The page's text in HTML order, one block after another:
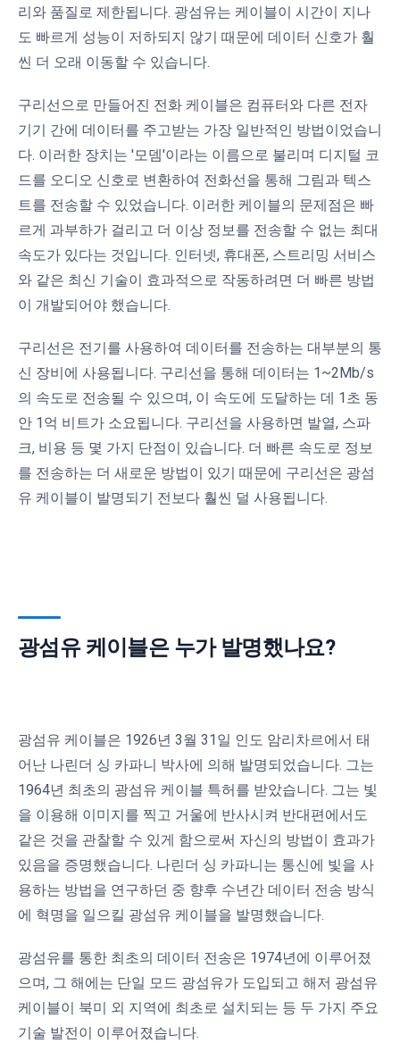
리와 품질로 제한됩니다. 광섬유는 케이블이 시간이 지나
도 빠르게 성능이 저하되지 않기 때문에 데이터 신호가 훨
씬 더 오래 이동할 수 있습니다.
구리선으로 만들어진 전화 케이블은 컴퓨터와 다른 전자
기기 간에 데이터를 주고받는 가장 일반적인 방법이었습니
다. 이러한 장치는 '모뎀'이라는 이름으로 불리며 디지털 코
드를 오디오 신호로 변환하여 전화선을 통해 그림과 텍스
트를 전송할 수 있었습니다. 이러한 케이블의 문제점은 빠
르게 과부하가 걸리고 더 이상 정보를 전송할 수 없는 최대
속도가 있다는 것입니다. 인터넷, 휴대폰, 스트리밍 서비스
와 같은 최신 기술이 효과적으로 작동하려면 더 빠른 방법
이 개발되어야 했습니다.
구리선은 전기를 사용하여 데이터를 전송하는 대부분의 통
신 장비에 사용됩니다. 구리선을 통해 데이터는 1~2Mb/s
의 속도로 전송될 수 있으며, 이 속도에 도달하는 데 1초 동
안 1억 비트가 소요됩니다. 구리선을 사용하면 발열, 스파
크, 비용 등 몇 가지 단점이 있습니다. 더 빠른 속도로 정보
를 전송하는 더 새로운 방법이 있기 때문에 구리선은 광섬
유 케이블이 발명되기 전보다 훨씬 덜 사용됩니다.
광섬유 케이블은 누가 발명했나요?
광섬유 케이블은 1926년 3월 31일 인도 암리차르에서 태
어난 나린더 싱 카파니 박사에 의해 발명되었습니다. 그는
1964년 최초의 광섬유 케이블 특허를 받았습니다. 그는 빛
을 이용해 이미지를 찍고 거울에 반사시켜 반대편에서도
같은 것을 관찰할 수 있게 함으로써 자신의 방법이 효과가
있음을 증명했습니다. 나린더 싱 카파니는 통신에 빛을 사
용하는 방법을 연구하던 중 향후 수년간 데이터 전송 방식
에 혁명을 일으킬 광섬유 케이블을 발명했습니다.
광섬유를 통한 최초의 데이터 전송은 1974년에 이루어졌
으며, 그 해에는 단일 모드 광섬유가 도입되고 해저 광섬유
케이블이 북미 외 지역에 최초로 설치되는 등 두 가지 주요
기술 발전이 이루어졌습니다.